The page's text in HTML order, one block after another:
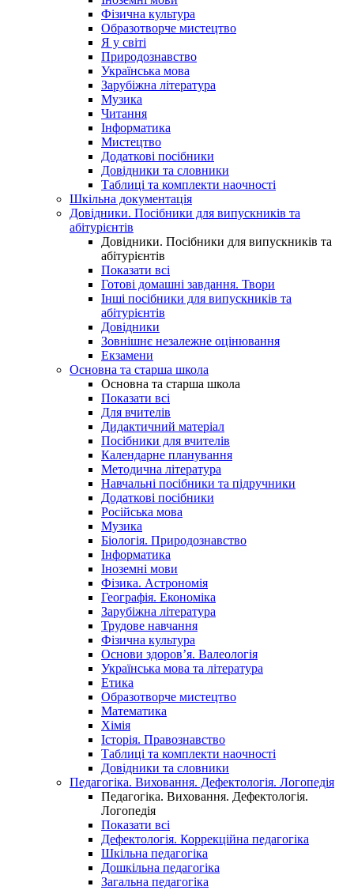
Фізична культура
Образотворче мистецтво
Я у світі
Природознавство
Українська мова
Зарубіжна література
Музика
Читання
Інформатика
Мистецтво
Додаткові посібники
Довідники та словники
Таблиці та комплекти наочності
Шкільна документація
Довідники. Посібники для випускників та
абітурієнтів
Довідники. Посібники для випускників та
абітурієнтів
Показати всі
Готові домашні завдання. Твори
Інші посібники для випускників та
абітурієнтів
Довідники
Зовнішнє незалежне оцінювання
Екзамени
Основна та старша школа
Основна та старша школа
Показати всі
Для вчителів
Дидактичний матеріал
Посібники для вчителів
Календарне планування
Методична література
Навчальні посібники та підручники
Додаткові посібники
Російська мова
Музика
Біологія. Природознавство
Інформатика
Іноземні мови
Фізика. Астрономія
Географія. Економіка
Зарубіжна література
Трудове навчання
Фізична культура
Основи здоров’я. Валеологія
Українська мова та література
Етика
Образотворче мистецтво
Математика
Хімія
Історія. Правознавство
Таблиці та комплекти наочності
Довідники та словники
Педагогіка. Виховання. Дефектологія. Логопедія
Педагогіка. Виховання. Дефектологія.
Логопедія
Показати всі
Дефектологія. Коррекційна педагогіка
Шкільна педагогіка
Дошкільна педагогіка
Загальна педагогіка